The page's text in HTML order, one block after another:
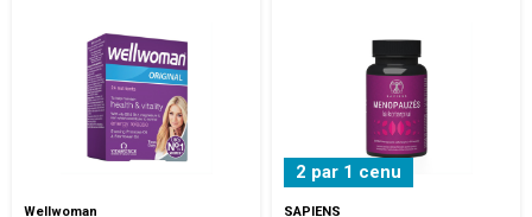
Wellwoman
2 par 1 cenu
SAPIENS